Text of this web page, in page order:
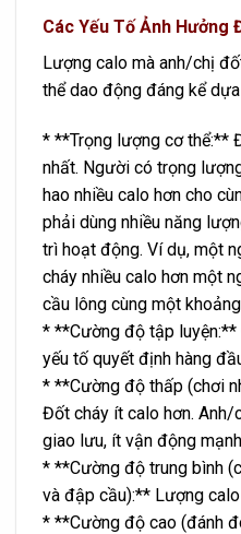
Các Yếu Tố Ảnh Hưởng
Lượng calo mà anh/chị
thể dao động đáng kể
* **Trọng lượng cơ thể:**
nhất. Người có trọng
hao nhiều calo hơn cho
phải dùng nhiều năng
trì hoạt động. Ví dụ, một
cháy nhiều calo hơn một
cầu lông cùng một
* **Cường độ tập
yếu tố quyết định hàng
* **Cường độ thấp (chơi
Đốt cháy ít calo hơn. Anh/
giao lưu, ít vận động
* **Cường độ trung bình
và đập cầu):** Lượng
* **Cường độ cao (đánh